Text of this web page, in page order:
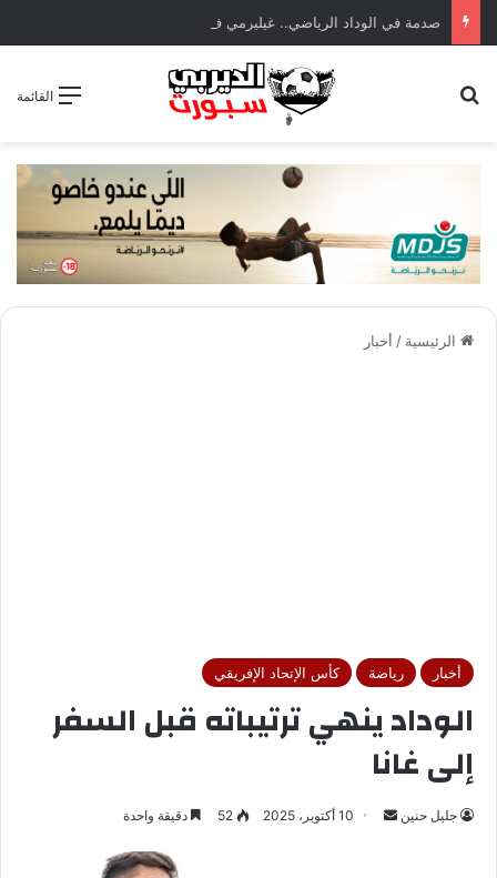
القائمة
الرئيسية / أخبار
أخبار رياضة كأس الإتحاد الإفريقي
الوداد ينهي ترتيباته قبل السفر
إلى غانا
جليل حنين 10 أكتوبر، 2025 52 دقيقة واحدة